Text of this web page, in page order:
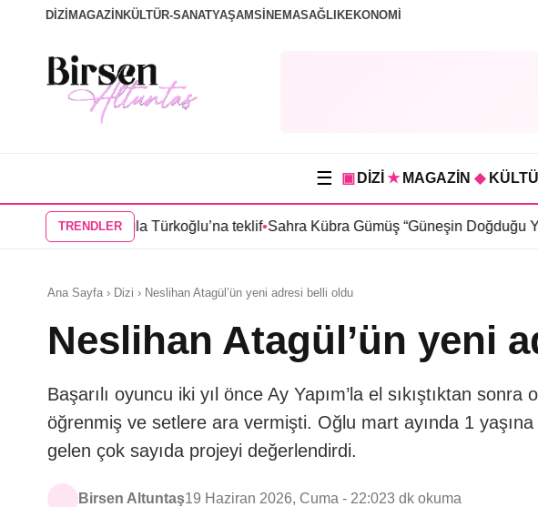
DİZİ MAGAZİN KÜLTÜR-SANATYAŞAMSİNEMASAĞLIKEKONOMİ
☰ ▣ DİZİ ★ MAGAZİN ◆
TRENDLER
Sıla Türkoğlu’na teklif• Sahra Kübra Gümüş “Güneşin Doğduğu Yer”
Ana Sayfa › Dizi › Neslihan Atagül’ün yeni adresi belli oldu
Neslihan Atagül’ün yeni
Başarılı oyuncu iki yıl önce Ay Yapım’la el sıkıştıktan sonra
öğrenmiş ve setlere ara vermişti. Oğlu mart ayında 1
gelen çok sayıda projeyi değerlendirdi.
Birsen Altuntaş19 Haziran 2026, Cuma - 22:023 dk okuma